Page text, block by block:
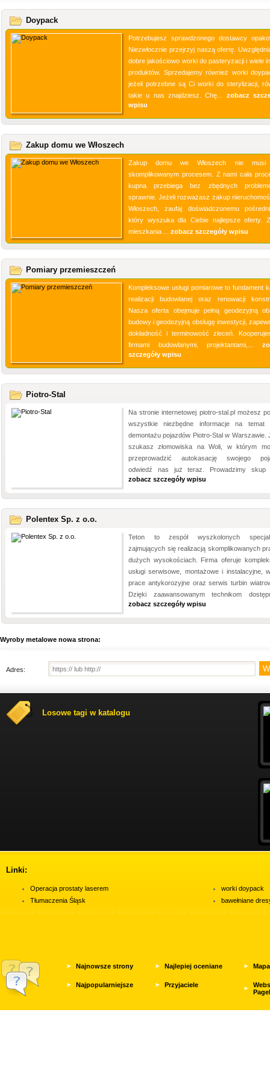
Doypack
Potrzebujesz sprawdzonego dostawcy
Niezwłocznie przejrzyj naszą ofertę.
dobre jakościowo worki do pasteryzacji i wiele
produktów. Sprzedajemy również worki
jeżeli potrzebne są Ci worki do sterylizacji,
takie u nas znajdziesz. Chę... zobacz
wpisu
Zakup domu we Włoszech
Zakup domu we Włoszech nie
skomplikowanym procesem. Z nami cała
kupna przebiega bez zbędnych
sprawnie. Jeżeli rozważasz zakup
Włoszech, zaufaj doświadczonemu
który wyszuka dla Ciebie najlepsze oferty.
mieszkania ... zobacz szczegóły wpisu
Pomiary przemieszczeń
Kompleksowe usługi pomiarowe to fundament
realizacji budowlanej oraz renowacji
Nasza oferta obejmuje pełną geodezyjną
budowy i geodezyjną obsługę inwestycji,
dokładność i terminowość zleceń.
firmami budowlanymi, projektantami,...
szczegóły wpisu
Piotro-Stal
Na stronie internetowej piotro-stal.pl możesz
wszystkie niezbędne informacje na temat
demontażu pojazdów Piotro-Stal w Warszawie.
szukasz złomowiska na Woli, w którym
przeprowadzić autokasację swojego
odwiedź nas już teraz. Prowadzimy skup
zobacz szczegóły wpisu
Polentex Sp. z o.o.
Teton to zespół wyszkolonych
zajmujących się realizacją skomplikowanych
dużych wysokościach. Firma oferuje
usługi serwisowe, montażowe i instalacyjne,
prace antykorozyjne oraz serwis turbin
Dzięki zaawansowanym technikom
zobacz szczegóły wpisu
Wyroby metalowe nowa strona:
Adres:
Losowe tagi w katalogu
Linki:
Operacja prostaty laserem
Tłumaczenia Śląsk
worki doypack
bawełniane
Najnowsze strony Najlepiej oceniane
Najpopularniejsze Przyjaciele